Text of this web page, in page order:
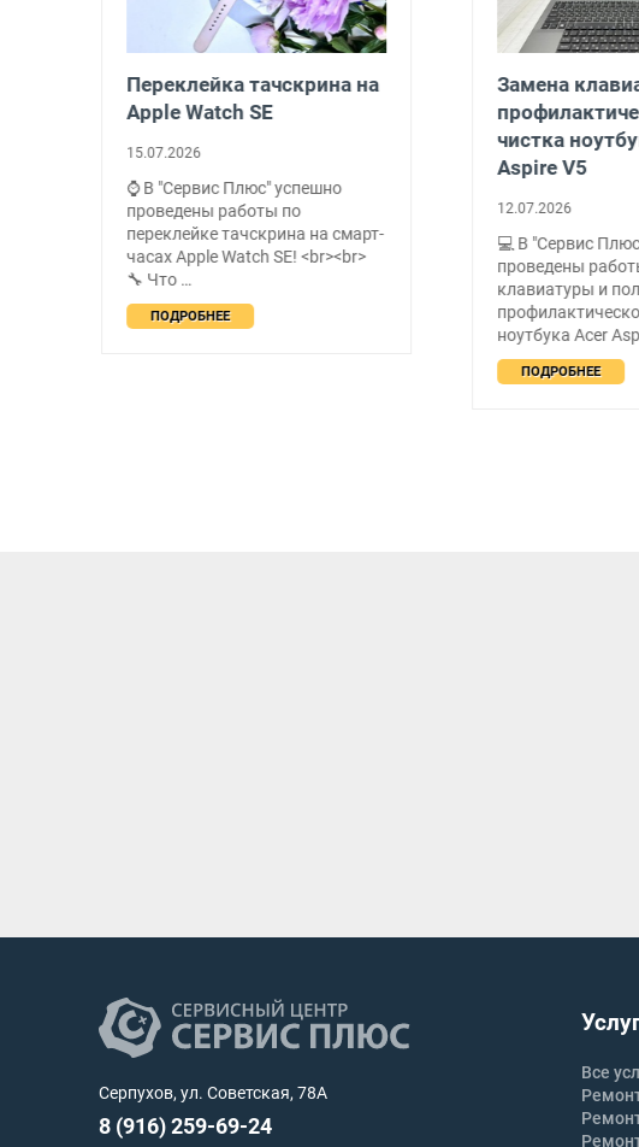
Переклейка тачскрина на
Apple Watch SE
15.07.2026
⌚ В "Сервис Плюс" успешно
проведены работы по
переклейке тачскрина на смарт-
часах Apple Watch SE! <br><br>
🔧 Что …
ПОДРОБНЕЕ
Замена
чистка
Aspire V5
12.07.2026
💻 В "Сервис
проведены
клавиатуры и
ноутбука Acer
ПОДРОБНЕЕ
Серпухов, ул. Советская, 78А
8 (916) 259-69-24
Все